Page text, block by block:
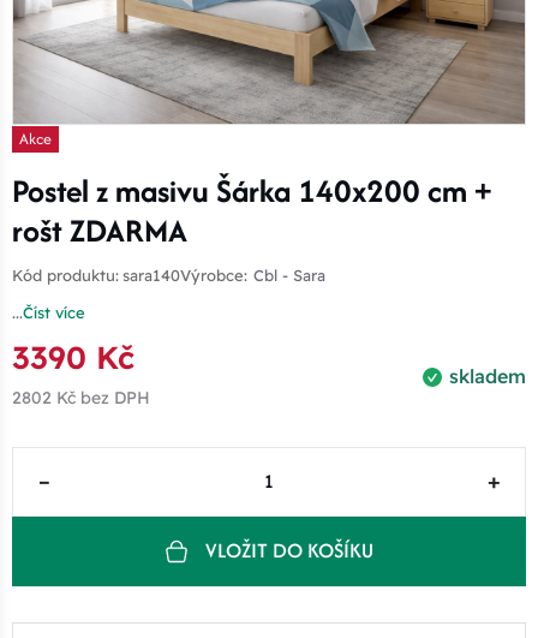
Akce
Postel z masivu Šárka 140x200 cm +
rošt ZDARMA
Kód produktu:sara140Výrobce: Cbl - Sara
...Číst více
skladem
3390 Kč
2802 Kč bez DPH
– +
VLOŽIT DO KOŠÍKU